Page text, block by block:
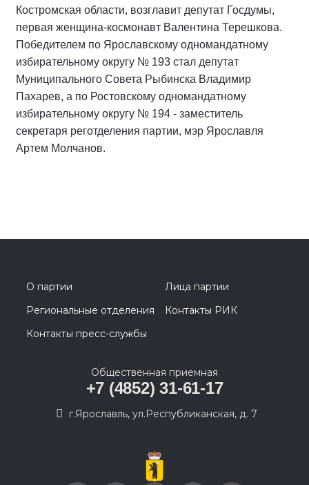
Костромская области, возглавит депутат Госдумы,
первая женщина-космонавт Валентина Терешкова.
Победителем по Ярославскому одномандатному
избирательному округу № 193 стал депутат
Муниципального Совета Рыбинска Владимир
Пахарев, а по Ростовскому одномандатному
избирательному округу № 194 - заместитель
секретаря реготделения партии, мэр Ярославля
Артем Молчанов.
О партии
Лица партии
Региональные отделения
Контакты РИК
Контакты пресс-службы
Общественная приемная
+7 (4852) 31-61-17
г.Ярославль, ул.Республиканская, д. 7